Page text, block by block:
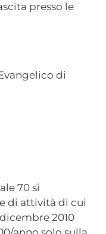
presso le
di
70 si
di attività di cui
2010